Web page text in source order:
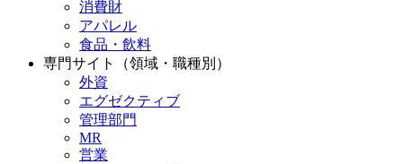
消費財
アパレル
食品・飲料
専門サイト（領域・職種別）
外資
エグゼクティブ
管理部門
MR
営業